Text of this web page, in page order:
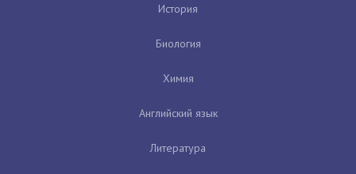
История
Биология
Химия
Английский язык
Литература